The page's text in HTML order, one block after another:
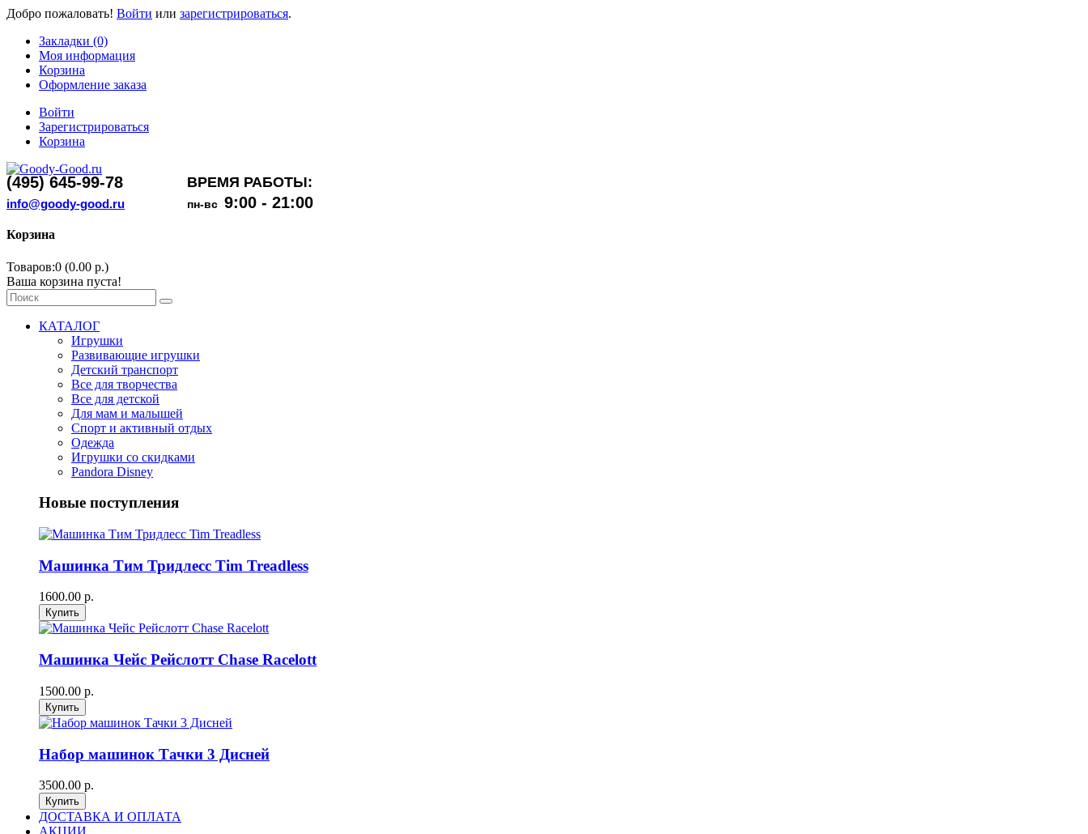
Добро пожаловать! Войти или зарегистрироваться.
Закладки (0)
Моя информация
Корзина
Оформление заказа
Войти
Зарегистрироваться
Корзина
(495) 645-99-78 ВРЕМЯ РАБОТЫ:
info@goody-good.ru пн-вс 9:00 - 21:00
Корзина
Товаров:0 (0.00 р.)
Ваша корзина пуста!
КАТАЛОГ
Игрушки
Развивающие игрушки
Детский транспорт
Все для творчества
Все для детской
Для мам и малышей
Спорт и активный отдых
Одежда
Игрушки со скидками
Pandora Disney
Новые поступления
Машинка Тим Тридлесс Tim Treadless
1600.00 р.
Машинка Чейс Рейслотт Chase Racelott
1500.00 р.
Набор машинок Тачки 3 Дисней
3500.00 р.
ДОСТАВКА И ОПЛАТА